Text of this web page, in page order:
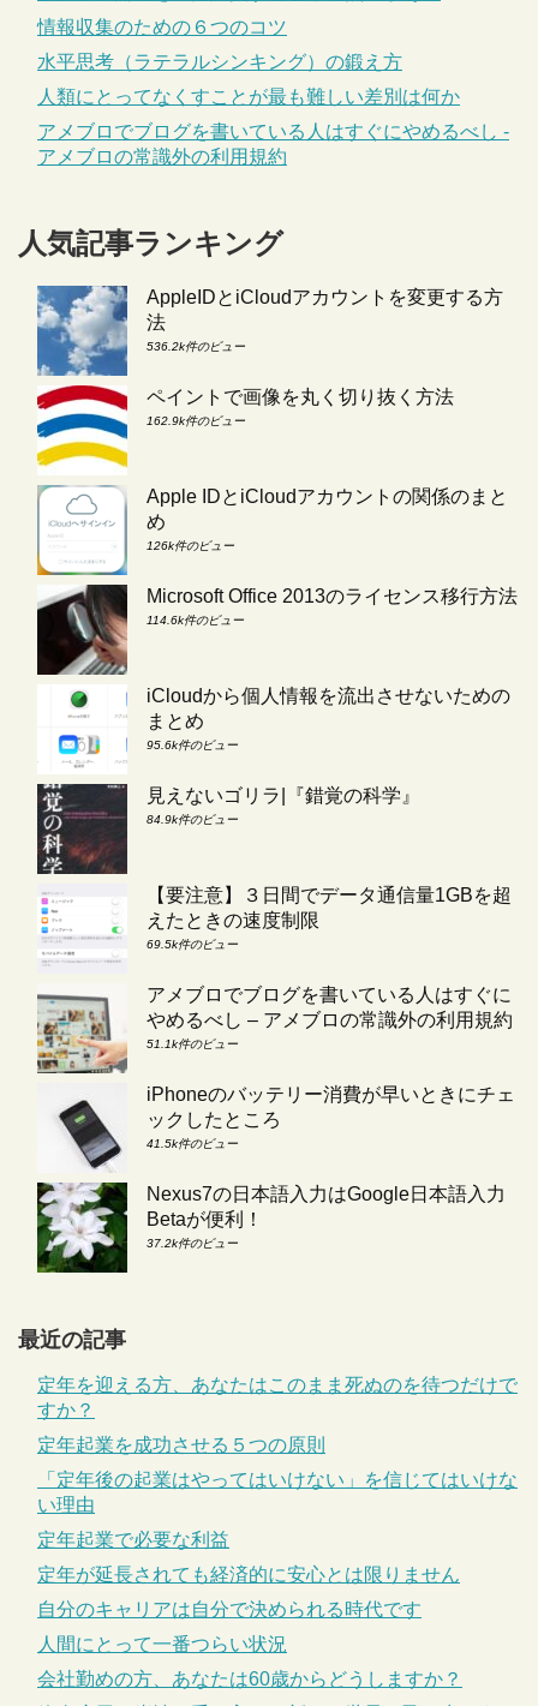
情報収集のための６つのコツ
水平思考（ラテラルシンキング）の鍛え方
人類にとってなくすことが最も難しい差別は何か
アメブロでブログを書いている人はすぐにやめるべし -
アメブロの常識外の利用規約
人気記事ランキング
AppleIDとiCloudアカウントを変更する方
法
536.2k件のビュー
ペイントで画像を丸く切り抜く方法
162.9k件のビュー
Apple IDとiCloudアカウントの関係のまと
め
126k件のビュー
Microsoft Office 2013のライセンス移行方法
114.6k件のビュー
iCloudから個人情報を流出させないための
まとめ
95.6k件のビュー
見えないゴリラ|『錯覚の科学』
84.9k件のビュー
【要注意】３日間でデータ通信量1GBを超
えたときの速度制限
69.5k件のビュー
アメブロでブログを書いている人はすぐに
やめるべし – アメブロの常識外の利用規約
51.1k件のビュー
iPhoneのバッテリー消費が早いときにチェ
ックしたところ
41.5k件のビュー
Nexus7の日本語入力はGoogle日本語入力
Betaが便利！
37.2k件のビュー
最近の記事
定年を迎える方、あなたはこのまま死ぬのを待つだけで
すか？
定年起業を成功させる５つの原則
「定年後の起業はやってはいけない」を信じてはいけな
い理由
定年起業で必要な利益
定年が延長されても経済的に安心とは限りません
自分のキャリアは自分で決められる時代です
人間にとって一番つらい状況
会社勤めの方、あなたは60歳からどうしますか？